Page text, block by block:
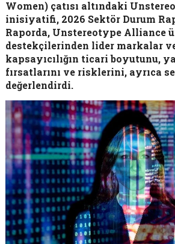
Women) çatısı altındaki
inisiyatifi, 2026 Sektör Durum
Raporda, Unstereotype Alliance
destekçilerinden lider markalar
kapsayıcılığın ticari boyutunu,
fırsatlarını ve risklerini, ayrıca
değerlendirdi.